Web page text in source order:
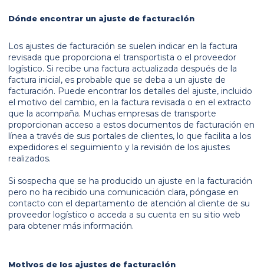
Dónde encontrar un ajuste de facturación
Los ajustes de facturación se suelen indicar en la factura
revisada que proporciona el transportista o el proveedor
logístico. Si recibe una factura actualizada después de la
factura inicial, es probable que se deba a un ajuste de
facturación. Puede encontrar los detalles del ajuste, incluido
el motivo del cambio, en la factura revisada o en el extracto
que la acompaña. Muchas empresas de transporte
proporcionan acceso a estos documentos de facturación en
línea a través de sus portales de clientes, lo que facilita a los
expedidores el seguimiento y la revisión de los ajustes
realizados.
Si sospecha que se ha producido un ajuste en la facturación
pero no ha recibido una comunicación clara, póngase en
contacto con el departamento de atención al cliente de su
proveedor logístico o acceda a su cuenta en su sitio web
para obtener más información.
Motivos de los ajustes de facturación